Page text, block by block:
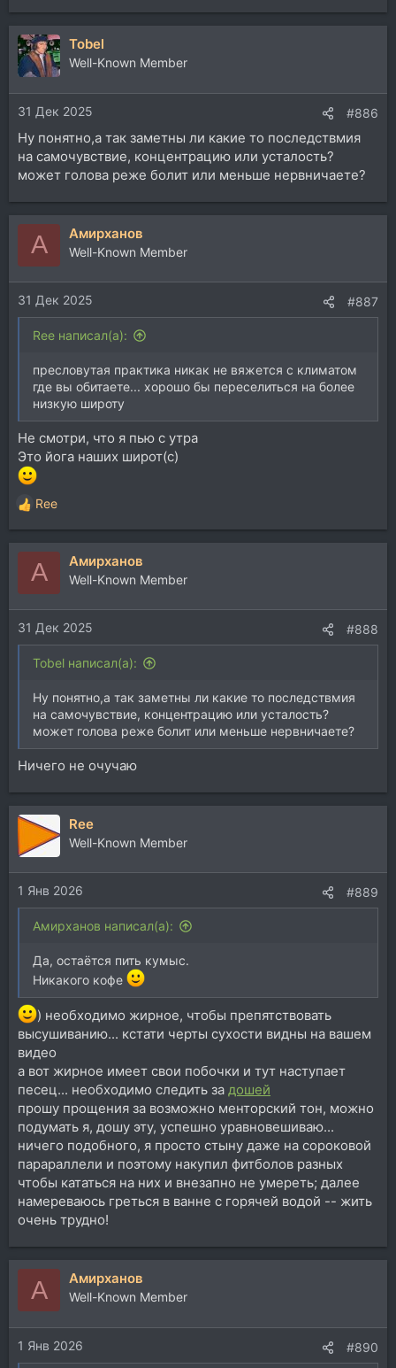
е
а
к
ц
и
и
:
Tobel
Well-Known Member
31 Дек 2025 #886
Ну понятно,а так заметны ли какие то последствмия
на самочувствие, концентрацию или усталость?
может голова реже болит или меньше нервничаете?
A Aмирханов
Well-Known Member
31 Дек 2025 #887
Ree написал(а):
пресловутая практика никак не вяжется с климатом
где вы обитаете... хорошо бы переселиться на более
низкую широту
Не смотри, что я пью с утра
Это йога наших широт(с)
Р
е
а
и
и
:
Ree
A Aмирханов
Well-Known Member
31 Дек 2025 #888
Tobel написал(а):
Ну понятно,а так заметны ли какие то последствмия
на самочувствие, концентрацию или усталость?
может голова реже болит или меньше нервничаете?
Ничего не очучаю
Ree
Well-Known Member
1 Янв 2026 #889
Aмирханов написал(а):
Да, остаётся пить кумыс.
Никакого кофе
) необходимо жирное, чтобы препятствовать
высушиванию... кстати черты сухости видны на вашем
видео
а вот жирное имеет свои побочки и тут наступает
песец... необходимо следить за дошей
прошу прощения за возможно менторский тон, можно
подумать я, дошу эту, успешно уравновешиваю...
ничего подобного, я просто стыну даже на сороковой
парараллели и поэтому накупил фитболов разных
чтобы кататься на них и внезапно не умереть; далее
намереваюсь греться в ванне с горячей водой -- жить
очень трудно!
A Aмирханов
Well-Known Member
1 Янв 2026 #890